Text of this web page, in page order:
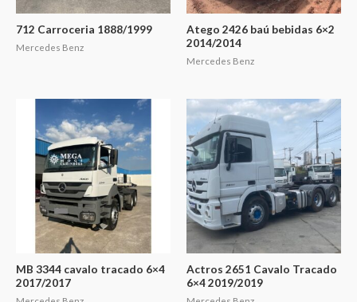
712 Carroceria 1888/1999
Mercedes Benz
Atego 2426 baú bebidas 6×2
2014/2014
Mercedes Benz
MB 3344 cavalo tracado 6×4
2017/2017
Actros 2651 Cavalo Tracado
6×4 2019/2019